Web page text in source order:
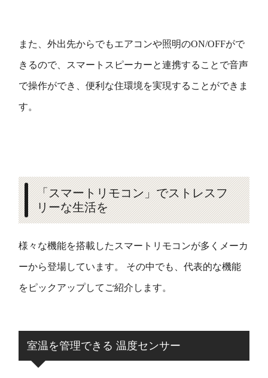
また、外出先からでもエアコンや照明のON/OFFがで
きるので、スマートスピーカーと連携することで音声
で操作ができ、便利な住環境を実現することができま
す。
「スマートリモコン」でストレスフ
リーな生活を
様々な機能を搭載したスマートリモコンが多くメーカ
ーから登場しています。 その中でも、代表的な機能
をピックアップしてご紹介します。
室温を管理できる 温度センサー